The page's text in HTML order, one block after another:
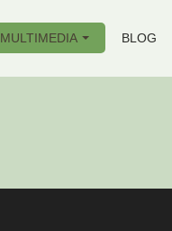
MULTIMEDIA BLOG